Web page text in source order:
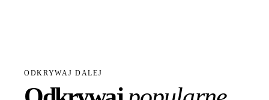
ODKRYWAJ DALEJ